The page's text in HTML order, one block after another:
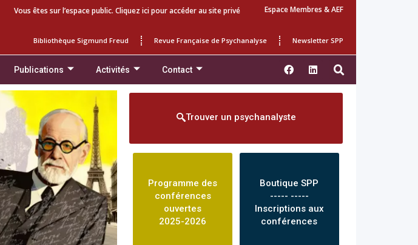
Vous êtes sur l’espace public. Cliquez ici pour accéder au site privé Espace Membres & AEF
Bibliothèque Sigmund Freud Revue Française de Psychanalyse Newsletter SPP
Publications Activités Contact
Trouver un psychanalyste
Programme des
conférences
ouvertes
2025-2026
Boutique SPP
----- -----
Inscriptions aux
conférences